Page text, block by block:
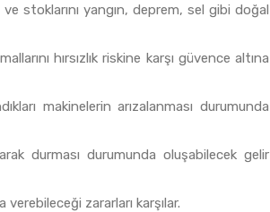
ve stoklarını yangın, deprem, sel gibi doğal
hırsızlık riskine karşı güvence altına
makinelerin arızalanması durumunda
durması durumunda oluşabilecek gelir
zararları karşılar.